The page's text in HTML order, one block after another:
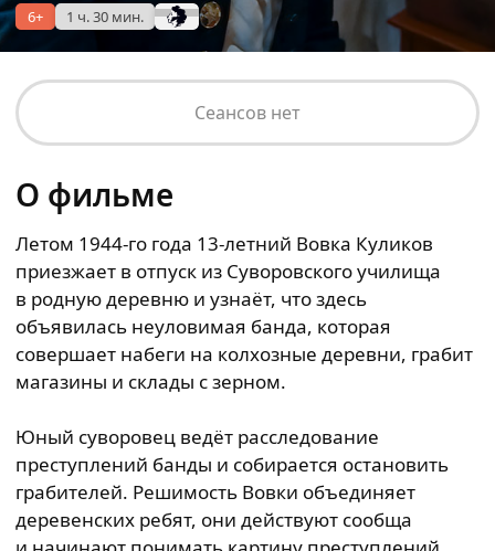
6+ 1 ч. 30 мин.
Сеансов нет
О фильме
Летом 1944-го года 13-летний Вовка Куликов
приезжает в отпуск из Суворовского училища
в родную деревню и узнаёт, что здесь
объявилась неуловимая банда, которая
совершает набеги на колхозные деревни, грабит
магазины и склады с зерном.
Юный суворовец ведёт расследование
преступлений банды и собирается остановить
грабителей. Решимость Вовки объединяет
деревенских ребят, они действуют сообща